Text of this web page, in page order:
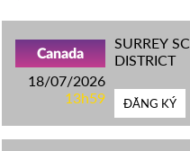
Canada
18/07/2026
13h59
SURREY
DISTRICT
ĐĂNG KÝ